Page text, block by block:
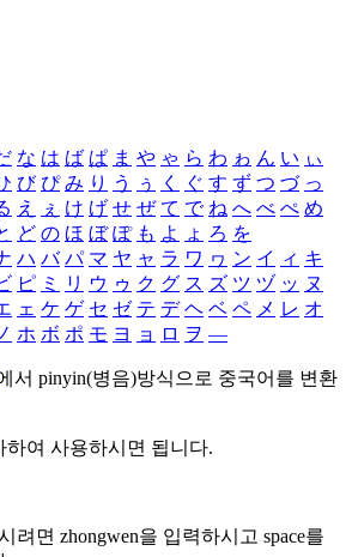
な は ば ぱ ま や ゃ ら わ ゎ ん い ぃ
び ぴ み り う ぅ く ぐ す ず つ づ っ
え ぇ け げ せ ぜ て で ね へ べ ぺ め
ど の ほ ぼ ぽ も よ ょ ろ を
ハ バ パ マ ヤ ャ ラ ワ ヮ ン イ ィ キ
ピ ミ リ ウ ゥ ク グ ス ズ ツ ヅ ッ ヌ
ェ ケ ゲ セ ゼ テ デ ヘ ベ ペ メ レ オ
ホ ボ ポ モ ヨ ョ ロ ヲ ―
서 pinyin(병음)방식으로 중국어를 변환
여 사용하시면 됩니다.
려면 zhongwen을 입력하시고 space를